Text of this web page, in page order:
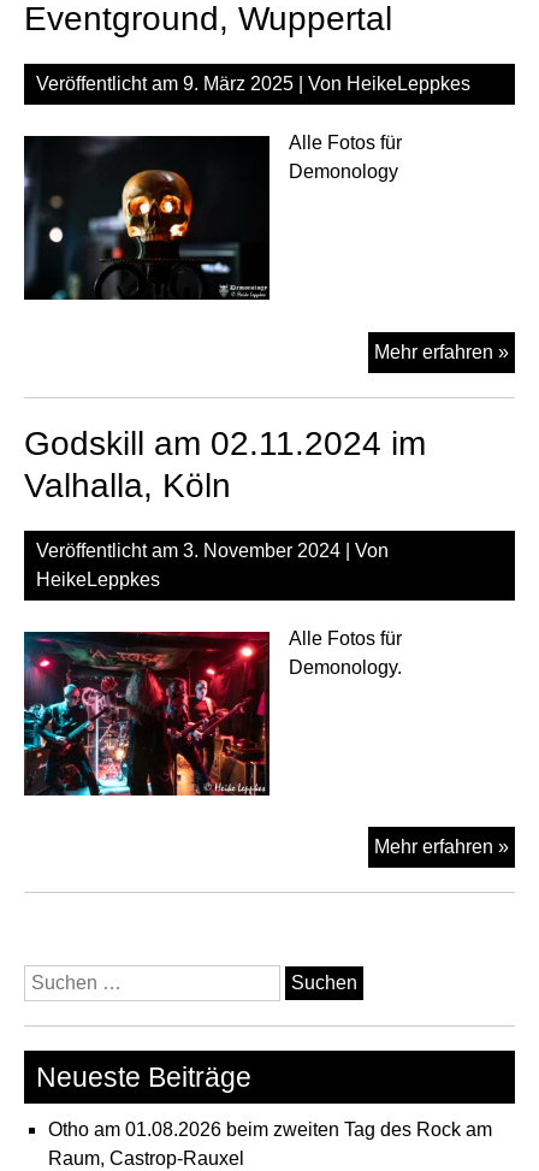
Eventground, Wuppertal
Veröffentlicht am 9. März 2025 | Von HeikeLeppkes
Alle Fotos für
Demonology
Mehr erfahren »
am
Godskill am 02.11.2024 im
Valhalla, Köln
Veröffentlicht am 3. November 2024 | Von
HeikeLeppkes
Alle Fotos für
Demonology.
Mehr erfahren »
am
Suchen
nach:
Neueste Beiträge
Otho am 01.08.2026 beim zweiten Tag des Rock am
Raum, Castrop-Rauxel